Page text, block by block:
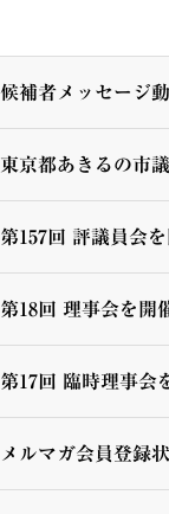
候補者メッセージ
東京都あきるの市
第157回 評議員会
第18回 理事会を開
第17回 臨時理事会
メルマガ会員登録